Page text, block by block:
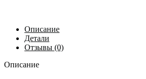
Описание
Детали
Отзывы (0)
Описание